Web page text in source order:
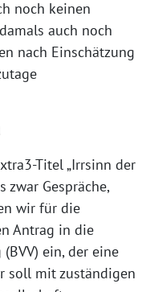
noch keinen
auch noch
nach Einschätzung
Titel „Irrsinn der
zwar Gespräche,
wir für die
Antrag in die
ein, der eine
soll mit zuständigen